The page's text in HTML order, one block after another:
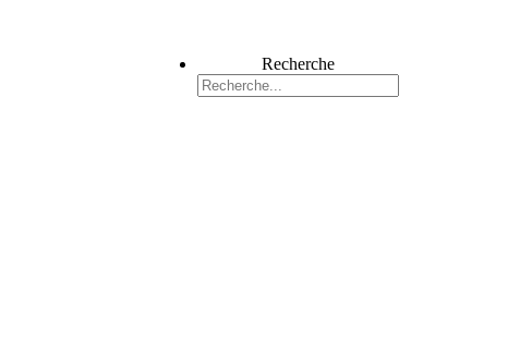
Recherche